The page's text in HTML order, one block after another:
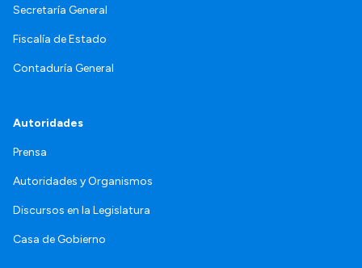
Secretaría General
Fiscalía de Estado
Contaduría General
Autoridades
Prensa
Autoridades y Organismos
Discursos en la Legislatura
Casa de Gobierno